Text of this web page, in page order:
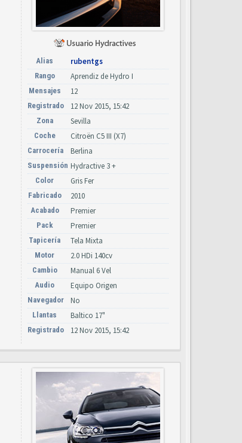
Alias rubentgs
Rango Aprendiz de Hydro I
Mensajes 12
Registrado 12 Nov 2015, 15:42
Zona Sevilla
Coche Citroën C5 III (X7)
Carrocería Berlina
Suspensión Hydractive 3 +
Color Gris Fer
Fabricado 2010
Acabado Premier
Pack Premier
Tapicería Tela Mixta
Motor 2.0 HDi 140cv
Cambio Manual 6 Vel
Audio Equipo Origen
Navegador No
Llantas Baltico 17"
Registrado 12 Nov 2015, 15:42